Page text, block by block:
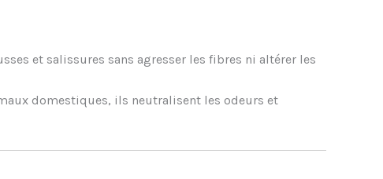
et salissures sans agresser les fibres ni altérer les
domestiques, ils neutralisent les odeurs et